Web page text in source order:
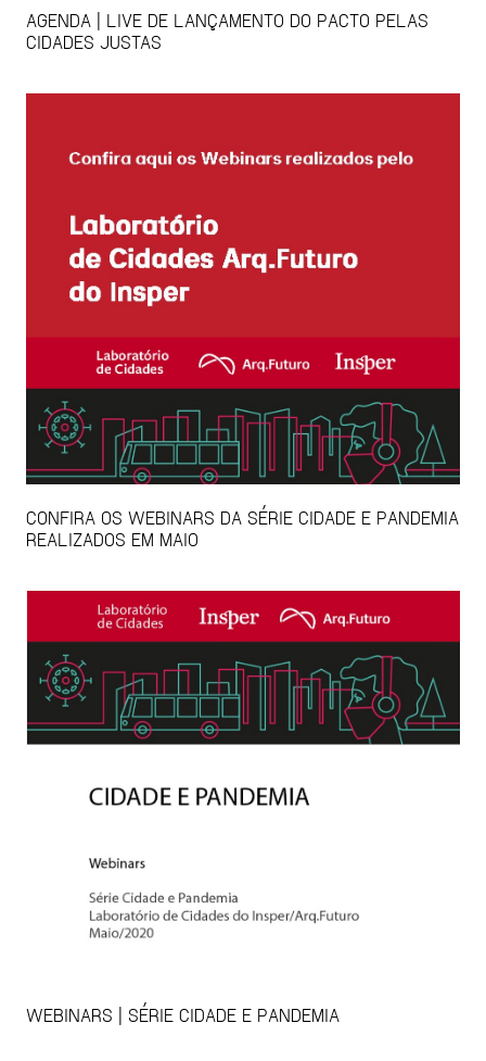
AGENDA | LIVE DE LANÇAMENTO DO PACTO PELAS
CIDADES JUSTAS
CONFIRA OS WEBINARS DA SÉRIE CIDADE E PANDEMIA
REALIZADOS EM MAIO
WEBINARS | SÉRIE CIDADE E PANDEMIA